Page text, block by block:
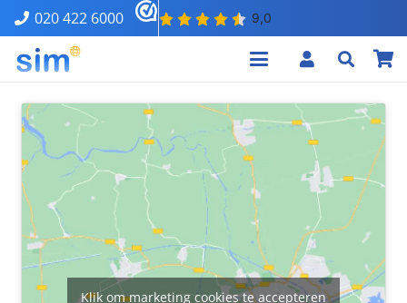
020 422 6000
Klik om marketing cookies te accepteren